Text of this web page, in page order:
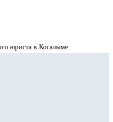
юриста в Когалыме